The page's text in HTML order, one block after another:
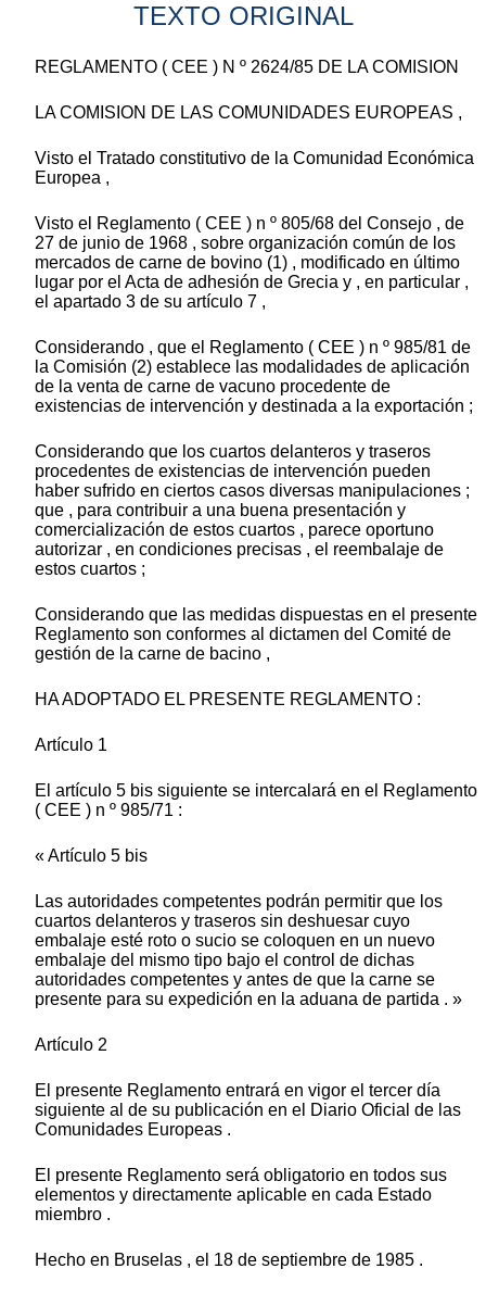
TEXTO ORIGINAL
REGLAMENTO ( CEE ) N º 2624/85 DE LA COMISION
LA COMISION DE LAS COMUNIDADES EUROPEAS ,
Visto el Tratado constitutivo de la Comunidad Económica
Europea ,
Visto el Reglamento ( CEE ) n º 805/68 del Consejo , de
27 de junio de 1968 , sobre organización común de los
mercados de carne de bovino (1) , modificado en último
lugar por el Acta de adhesión de Grecia y , en particular ,
el apartado 3 de su artículo 7 ,
Considerando , que el Reglamento ( CEE ) n º 985/81 de
la Comisión (2) establece las modalidades de aplicación
de la venta de carne de vacuno procedente de
existencias de intervención y destinada a la exportación ;
Considerando que los cuartos delanteros y traseros
procedentes de existencias de intervención pueden
haber sufrido en ciertos casos diversas manipulaciones ;
que , para contribuir a una buena presentación y
comercialización de estos cuartos , parece oportuno
autorizar , en condiciones precisas , el reembalaje de
estos cuartos ;
Considerando que las medidas dispuestas en el presente
Reglamento son conformes al dictamen del Comité de
gestión de la carne de bacino ,
HA ADOPTADO EL PRESENTE REGLAMENTO :
Artículo 1
El artículo 5 bis siguiente se intercalará en el Reglamento
( CEE ) n º 985/71 :
« Artículo 5 bis
Las autoridades competentes podrán permitir que los
cuartos delanteros y traseros sin deshuesar cuyo
embalaje esté roto o sucio se coloquen en un nuevo
embalaje del mismo tipo bajo el control de dichas
autoridades competentes y antes de que la carne se
presente para su expedición en la aduana de partida . »
Artículo 2
El presente Reglamento entrará en vigor el tercer día
siguiente al de su publicación en el Diario Oficial de las
Comunidades Europeas .
El presente Reglamento será obligatorio en todos sus
elementos y directamente aplicable en cada Estado
miembro .
Hecho en Bruselas , el 18 de septiembre de 1985 .